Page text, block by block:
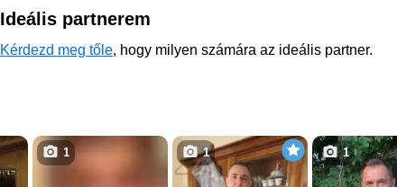
Ideális partnerem
Kérdezd meg tőle, hogy milyen számára az ideális partner.
1 1 1